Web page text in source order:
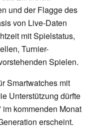
und der Flagge des
von Live-Daten
mit Spielstatus,
Turnier-
Spielen.
Smartwatches mit
Unterstützung dürfte
kommenden Monat
erscheint.